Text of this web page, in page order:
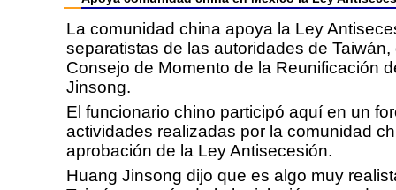
La comunidad china apoya la Ley
separatistas de las autoridades de
Consejo de Momento de la Reunificación
Jinsong.
El funcionario chino participó aquí en un
actividades realizadas por la comunidad
aprobación de la Ley Antisecesión.
Huang Jinsong dijo que es algo muy